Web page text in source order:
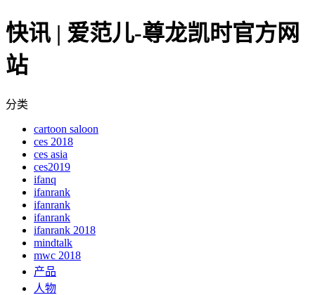
快讯 | 爱范儿-尊龙凯时官方网
站
分类
cartoon saloon
ces 2018
ces asia
ces2019
ifanq
ifanrank
ifanrank
ifanrank
ifanrank 2018
mindtalk
mwc 2018
产品
人物